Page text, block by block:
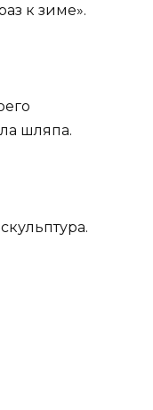
к зиме».
шляпа.